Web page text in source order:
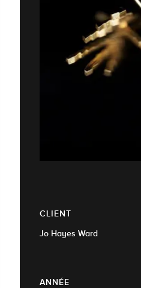
CLIENT
Jo Hayes Ward
ANNÉE